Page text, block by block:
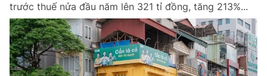
trước thuế nửa đầu năm lên 321 tỉ đồng, tăng 213%...